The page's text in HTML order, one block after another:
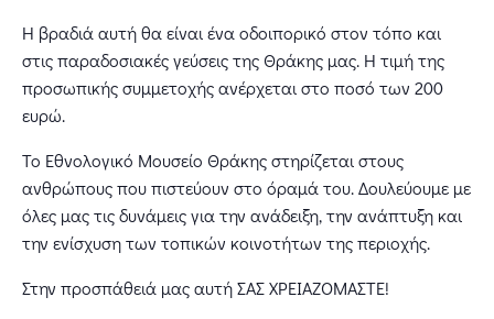
Η βραδιά αυτή θα είναι ένα οδοιπορικό στον τόπο και
στις παραδοσιακές γεύσεις της Θράκης μας. Η τιμή της
προσωπικής συμμετοχής ανέρχεται στο ποσό των 200
ευρώ.
Το Εθνολογικό Μουσείο Θράκης στηρίζεται στους
ανθρώπους που πιστεύουν στο όραμά του. Δουλεύουμε με
όλες μας τις δυνάμεις για την ανάδειξη, την ανάπτυξη και
την ενίσχυση των τοπικών κοινοτήτων της περιοχής.
Στην προσπάθειά μας αυτή ΣΑΣ ΧΡΕΙΑΖΟΜΑΣΤΕ!